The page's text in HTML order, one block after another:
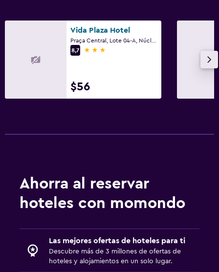
Jardín
Fax/fotocopiadora
Limpieza diaria
Vida Plaza Hotel
8,7
3 estrellas
$56
Ahorra al reservar
hoteles con momondo
Las mejores ofertas de hoteles para ti
Descubre más de 3 millones de ofertas de
hoteles y alojamientos en un solo lugar.